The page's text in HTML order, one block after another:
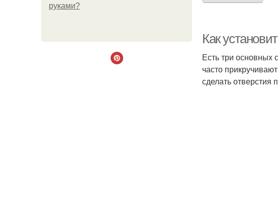
руками?
Как
Есть три основных
часто
сделать отверстия